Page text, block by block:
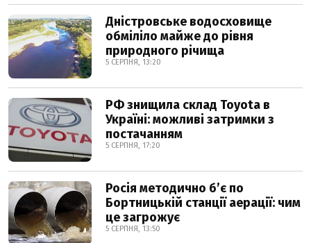
Дністровське водосховище
обміліло майже до рівня
природного річища
5 СЕРПНЯ, 13:20
РФ знищила склад Toyota в
Україні: можливі затримки з
постачанням
5 СЕРПНЯ, 17:20
Росія методично б’є по
Бортницькій станції аерації: чим
це загрожує
5 СЕРПНЯ, 13:50